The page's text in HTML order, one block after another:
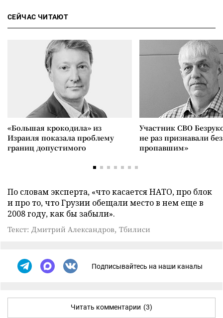
СЕЙЧАС ЧИТАЮТ
«Большая крокодила» из
Израиля показала проблему
границ допустимого
Участник СВО
не раз признавали
пропавшим»
По словам эксперта, «что касается НАТО, про блок
и про то, что Грузии обещали место в нем еще в
2008 году, как бы забыли».
Текст: Дмитрий Александров, Тбилиси
Подписывайтесь на наши каналы
Читать комментарии (3)